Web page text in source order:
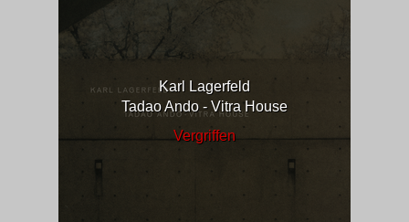
Karl Lagerfeld
Tadao Ando - Vitra House
Vergriffen